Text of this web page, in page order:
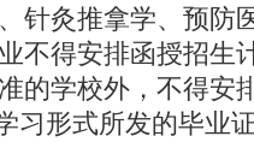
针灸推拿学、预防
不得安排函授招生
的学校外，不得安
习形式所发的毕业